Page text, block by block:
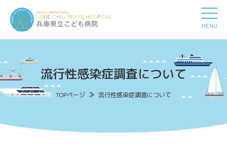
MENU
流行性感染症調査について
TOPページ 流行性感染症調査について